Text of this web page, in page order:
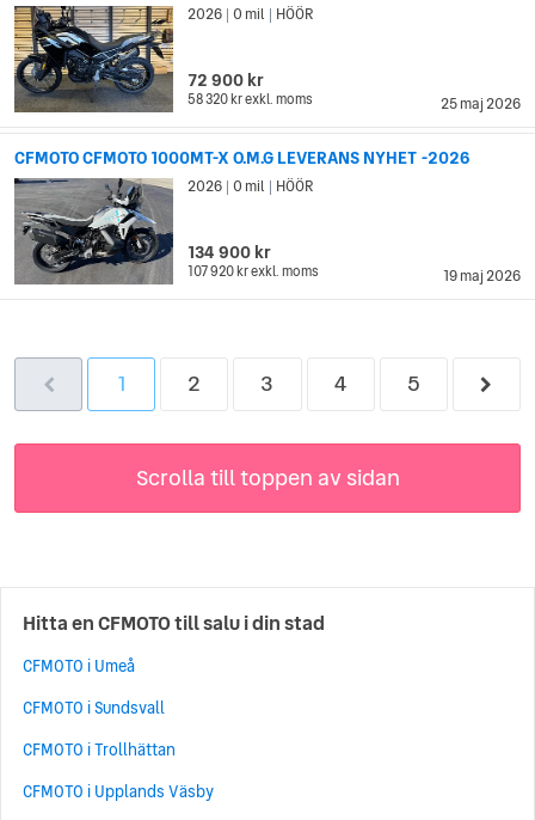
25 maj 2026
2026 0 mil HÖÖR
72 900 kr
58 320 krexkl. moms
CFMOTO CFMOTO 1000MT-X O.M.G LEVERANS NYHET -2026
19 maj 2026
2026 0 mil HÖÖR
134 900 kr
107 920 krexkl. moms
1 2 3 4 5
Scrolla till toppen av sidan
Hitta en CFMOTO till salu i din stad
CFMOTO i Umeå
CFMOTO i Sundsvall
CFMOTO i Trollhättan
CFMOTO i Upplands Väsby